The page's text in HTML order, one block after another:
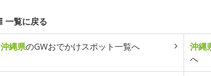
一覧に戻る
沖縄県のGWおでかけスポット一覧へ 沖縄
へ